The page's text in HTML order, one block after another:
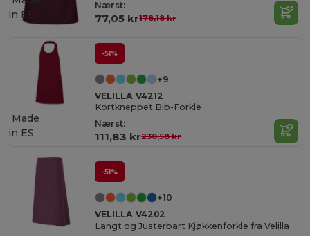
Nærst:
77,05 kr178,18 kr
in ES
-51%
+9
VELILLA V4212
Kortkneppet Bib-Forkle
Nærst:
111,83 kr230,58 kr
Made
in ES
-51%
+10
VELILLA V4202
Langt og Justerbart Kjøkkenforkle fra Velilla